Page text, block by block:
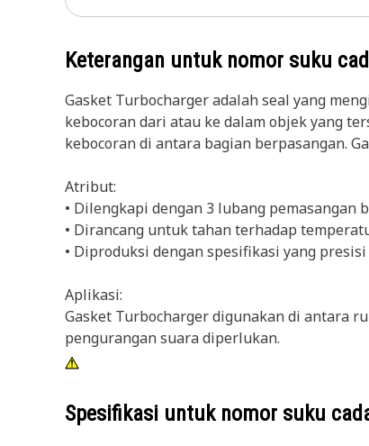
Keterangan untuk nomor suku
Gasket Turbocharger adalah seal yang
kebocoran dari atau ke dalam objek yang
kebocoran di antara bagian berpasangan.
Atribut:
• Dilengkapi dengan 3 lubang pemasangan
• Dirancang untuk tahan terhadap
• Diproduksi dengan spesifikasi yang
Aplikasi:
Gasket Turbocharger digunakan di antara
pengurangan suara diperlukan.
Spesifikasi untuk nomor suku